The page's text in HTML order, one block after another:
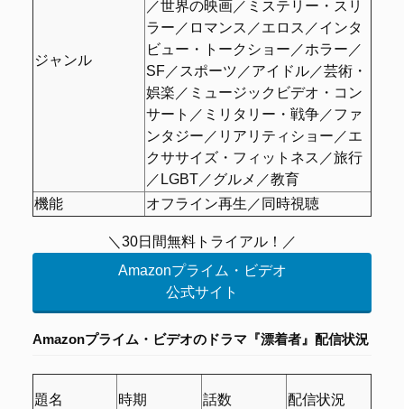
ジャンル
／世界の映画／ミステリー・スリ
ラー／ロマンス／エロス／インタ
ビュー・トークショー／ホラー／
SF／スポーツ／アイドル／芸術・
娯楽／ミュージックビデオ・コン
サート／ミリタリー・戦争／ファ
ンタジー／リアリティショー／エ
クササイズ・フィットネス／旅行
／LGBT／グルメ／教育
機能
オフライン再生／同時視聴
＼30日間無料トライアル！／
Amazonプライム・ビデオ
公式サイト
Amazonプライム・ビデオの ドラマ『漂着者』配信状況
題名 時期 話数 配信状況